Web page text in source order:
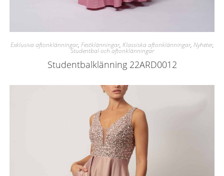
Exklusiva aftonklänningar, Festklänningar, Klassiska aftonklänningar, Nyheter,
Studentbal och aftonklänningar
Studentbalklänning 22ARD0012